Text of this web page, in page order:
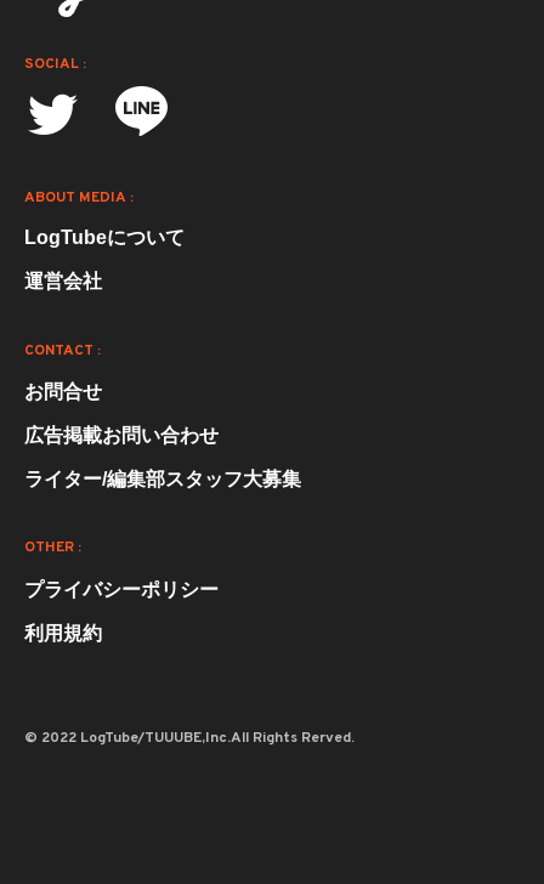
SOCIAL :
ABOUT MEDIA :
LogTubeについて
運営会社
CONTACT :
お問合せ
広告掲載お問い合わせ
ライター/編集部スタッフ大募集
OTHER :
プライバシーポリシー
利用規約
© 2022 LogTube/TUUUBE,Inc.All Rights Rerved.